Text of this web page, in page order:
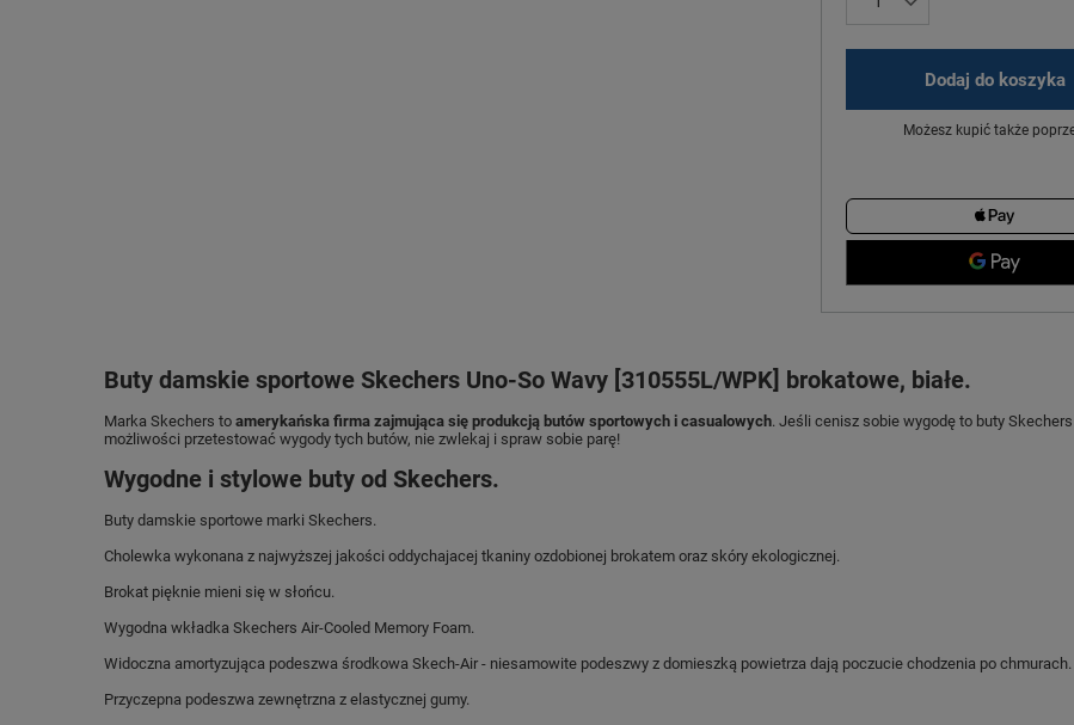
Dodaj do koszyka
Możesz kupić także
Buty damskie sportowe Skechers Uno-So Wavy [310555L/WPK] brokatowe, białe.
Marka Skechers to amerykańska firma zajmująca się produkcją butów sportowych i casualowych. Jeśli cenisz sobie wygodę to buty
możliwości przetestować wygody tych butów, nie zwlekaj i spraw sobie parę!
Wygodne i stylowe buty od Skechers.
Buty damskie sportowe marki Skechers.
Cholewka wykonana z najwyższej jakości oddychajacej tkaniny ozdobionej brokatem oraz skóry ekologicznej.
Brokat pięknie mieni się w słońcu.
Wygodna wkładka Skechers Air-Cooled Memory Foam.
Widoczna amortyzująca podeszwa środkowa Skech-Air - niesamowite podeszwy z domieszką powietrza dają poczucie chodzenia po chmurach.
Przyczepna podeszwa zewnętrzna z elastycznej gumy.